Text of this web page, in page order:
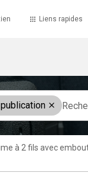
Liens rapides
à 2 fils avec